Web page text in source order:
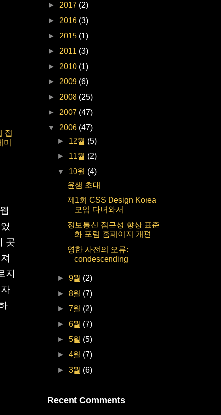
접
곳
지
► 2017 (2)
► 2016 (3)
► 2015 (1)
► 2011 (3)
► 2010 (1)
► 2009 (6)
► 2008 (25)
► 2007 (47)
▼ 2006 (47)
► 12월 (5)
► 11월 (2)
▼ 10월 (4)
윤샘 초대
제1회 CSS Design Korea
모임 다녀와서
정보통신 접근성 향상 표준
화 포럼 홈페이지 개편
영한 사전의 오류:
condescending
►9월 (2)
►8월 (7)
►7월 (2)
►6월 (7)
►5월 (5)
►4월 (7)
►3월 (6)
Recent Comments